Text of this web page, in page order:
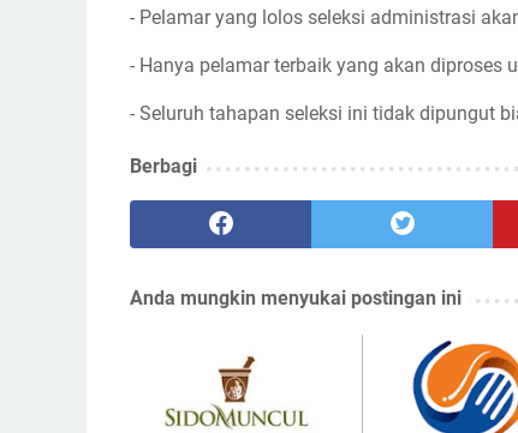
- Pelamar yang lolos seleksi administrasi
- Hanya pelamar terbaik yang akan diproses
- Seluruh tahapan seleksi ini tidak dipungut
Berbagi
Anda mungkin menyukai postingan ini